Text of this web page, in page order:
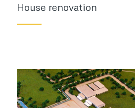
House renovation